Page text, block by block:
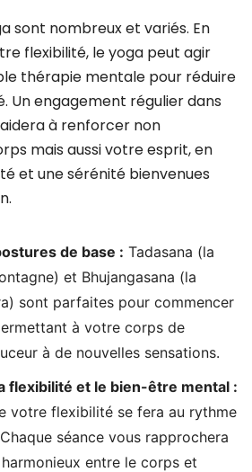
sont nombreux et variés. En
flexibilité, le yoga peut agir
thérapie mentale pour réduire
Un engagement régulier dans
à renforcer non
mais aussi votre esprit, en
et une sérénité bienvenues
de base : Tadasana (la
et Bhujangasana (la
sont parfaites pour commencer
à votre corps de
à de nouvelles sensations.
flexibilité et le bien-être mental :
votre flexibilité se fera au rythme
séance vous rapprochera
entre le corps et